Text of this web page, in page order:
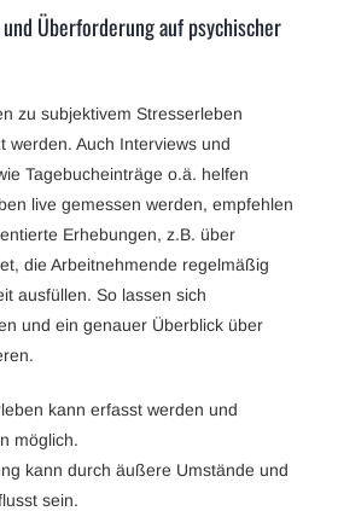
Überforderung auf psychischer
zu subjektivem Stresserleben
werden. Auch Interviews und
Tagebucheinträge o.ä. helfen
live gemessen werden, empfehlen
Erhebungen, z.B. über
die Arbeitnehmende regelmäßig
ausfüllen. So lassen sich
und ein genauer Überblick über
kann erfasst werden und
möglich.
kann durch äußere Umstände und
sein.